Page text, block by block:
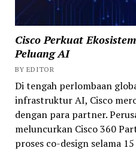
Cisco Perkuat
Peluang AI
BY EDITOR
Di tengah perlombaan
infrastruktur AI, Cisco
dengan para partner.
meluncurkan Cisco 360
proses co-design selama